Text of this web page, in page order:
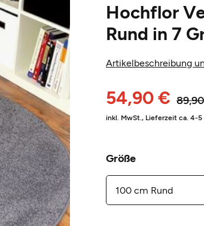
Hochflor
Rund in 7
Artikelbeschreibung
54,90 €
inkl. MwSt., Lieferzeit ca. 4-5
Größe